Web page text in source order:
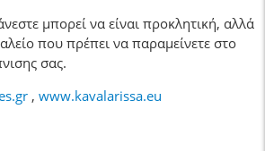
μπορεί να είναι προκλητική, αλλά
που πρέπει να παραμείνετε στο
σας.
, www.kavalarissa.eu